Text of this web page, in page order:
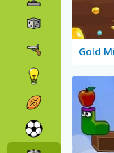
Gold